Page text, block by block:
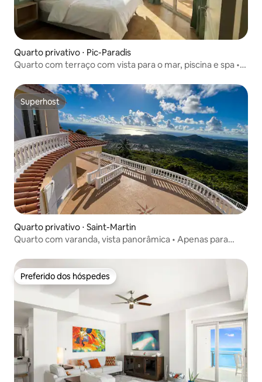
Quarto privativo ⋅ Pic-Paradis
Quarto com terraço com vista para o mar, piscina e spa •
Superhost
Superhost
Quarto privativo ⋅ Saint-Martin
Quarto com varanda, vista panorâmica • Apenas para
Preferido dos hóspedes
Preferido dos hóspedes